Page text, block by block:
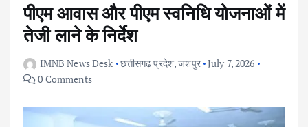
पीएम आवास और पीएम स्वनिधि योजनाओं में
तेजी लाने के निर्देश
IMNB News Desk छत्तीसगढ़ प्रदेश,जशपुर July 7, 2026
0 Comments